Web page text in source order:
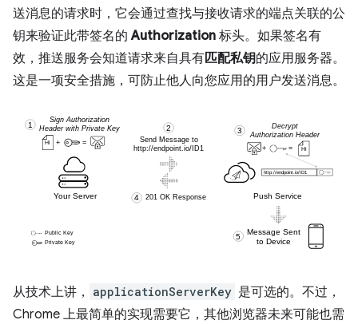
送消息的请求时，它会通过查找与接收请求的端点关联的公
钥来验证此带签名的Authorization 标头。如果签名有
效，推送服务会知道请求来自具有匹配私钥的应用服务器。
这是一项安全措施，可防止他人向您应用的用户发送消息。
从技术上讲， applicationServerKey 是可选的。不过，
Chrome 上最简单的实现需要它，其他浏览器未来可能也需